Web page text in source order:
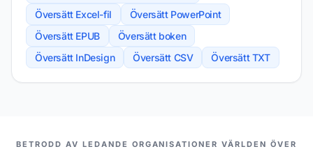
Översätt Excel-fil
Översätt PowerPoint
Översätt EPUB
Översätt boken
Översätt InDesign
Översätt CSV Översätt TXT
VÅRA PARTNERS
BETRODD AV LEDANDE ORGANISATIONER VÄRLDEN ÖVER